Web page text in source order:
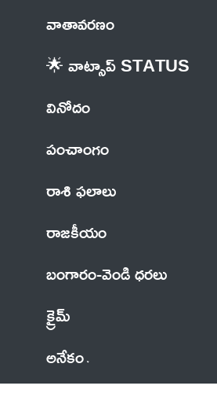
వాతావరణం
🌟 వాట్సాప్ STATUS
వినోదం
పంచాంగం
రాశి ఫలాలు
రాజకీయం
బంగారం-వెండి ధరలు
క్రైమ్
అనేకం